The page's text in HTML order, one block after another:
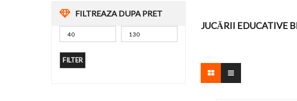
FILTREAZA DUPA PRET
FILTER
JUCĂRII EDUCATIVE